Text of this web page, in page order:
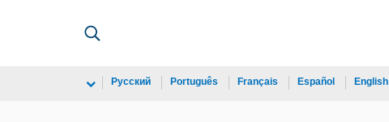
English
Español
Français
Português
Русский